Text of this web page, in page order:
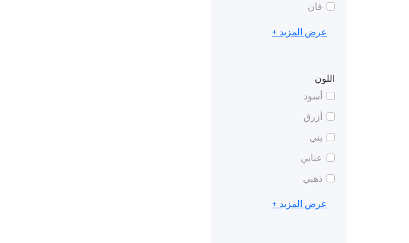
فان
عرض المزيد +
اللون
أسود
أزرق
بني
عنابي
ذهبي
عرض المزيد +